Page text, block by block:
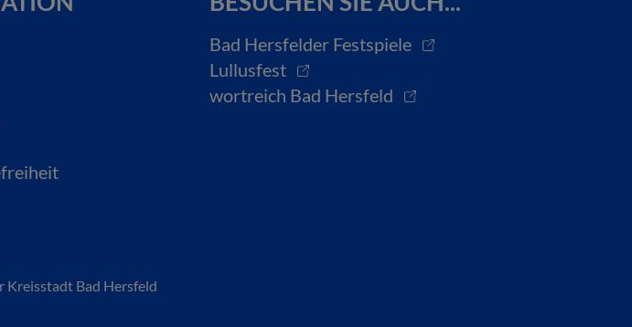
Bad Hersfelder Festspiele
Lullusfest
wortreich Bad Hersfeld
Bad Hersfeld